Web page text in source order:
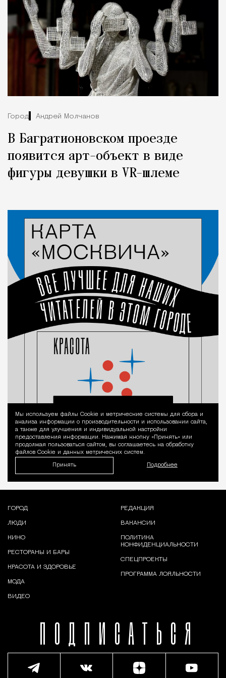
Город Андрей Молчанов
В Багратионовском проезде
появится арт-объект в виде
фигуры девушки в VR-шлеме
Уведомление
Мы используем файлы Сookie и метрические системы для сбора и
анализа информации о производительности и использовании сайта,
а также для улучшения и индивидуальной настройки
предоставления информации. Нажимая кнопку «Принять» или
продолжая пользоваться сайтом, вы соглашаетесь на обработку
файлов Cookie и данных метрических систем.
Принять Подробнее
ПОДПИСАТЬСЯ
ГОРОД
ЛЮДИ
КИНО
РЕСТОРАНЫ И БАРЫ
КРАСОТА И ЗДОРОВЬЕ
МОДА
ВИДЕО
РЕДАКЦИЯ
ВАКАНСИИ
ПОЛИТИКА
КОНФИДЕНЦИАЛЬНОСТИ
СПЕЦПРОЕКТЫ
ПРОГРАММА ЛОЯЛЬНОСТИ